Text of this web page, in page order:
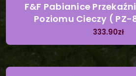
F&F Pabianice
Poziomu Cieczy ( PZ-
333.90zł